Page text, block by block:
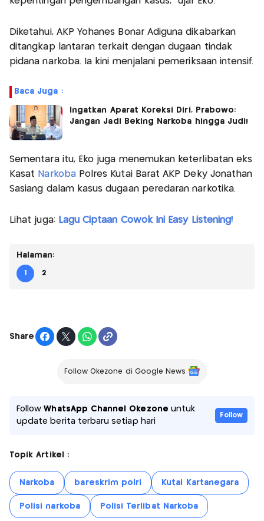
Diketahui, AKP Yohanes Bonar Adiguna dikabarkan
ditangkap lantaran terkait dengan dugaan tindak
pidana narkoba. Ia kini menjalani pemeriksaan intensif.
Baca Juga :
Ingatkan Aparat Koreksi Diri, Prabowo:
Jangan Jadi Beking Narkoba hingga Judi!
Sementara itu, Eko juga menemukan keterlibatan eks
Kasat Narkoba Polres Kutai Barat AKP Deky Jonathan
Sasiang dalam kasus dugaan peredaran narkotika.
Lihat juga: Lagu Ciptaan Cowok Ini Easy Listening!
Halaman:
1 2
Share
Follow Okezone di Google News
FollowWhatsApp Channel Okezone untuk
update berita terbaru setiap hari
Follow
Topik Artikel :
Narkoba bareskrim polri Kutai Kartanegara
Polisi narkoba Polisi Terlibat Narkoba